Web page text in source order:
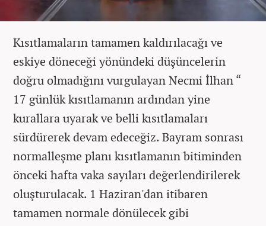
Kısıtlamaların tamamen kaldırılacağı ve
eskiye döneceği yönündeki düşüncelerin
doğru olmadığını vurgulayan Necmi İlhan “
17 günlük kısıtlamanın ardından yine
kurallara uyarak ve belli kısıtlamaları
sürdürerek devam edeceğiz. Bayram sonrası
normalleşme planı kısıtlamanın bitiminden
önceki hafta vaka sayıları değerlendirilerek
oluşturulacak. 1 Haziran'dan itibaren
tamamen normale dönülecek gibi